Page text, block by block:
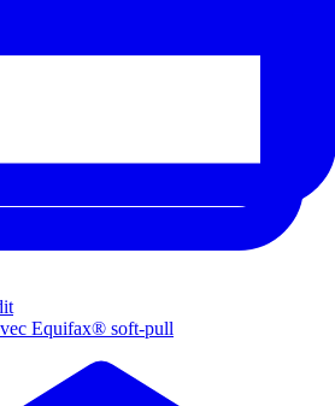
Equifax® soft-pull